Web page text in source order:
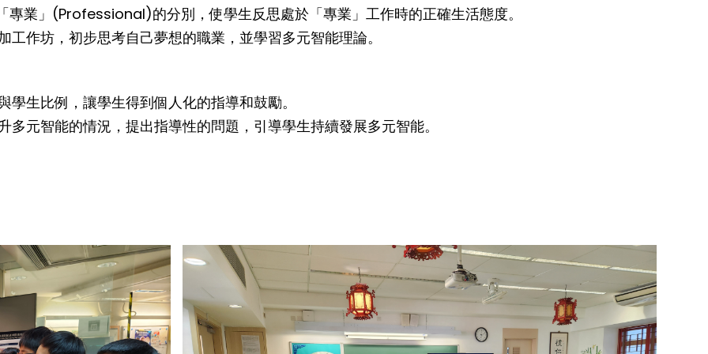
業」(Professional)的分別，使學生反思處於「專業」工作時的正確生活態度。
作坊，初步思考自己夢想的職業，並學習多元智能理論。
生比例，讓學生得到個人化的指導和鼓勵。
元智能的情況，提出指導性的問題，引導學生持續發展多元智能。